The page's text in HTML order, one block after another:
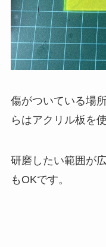
傷がついている場
らはアクリル板を
研磨したい範囲が
もOKです。